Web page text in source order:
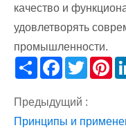
качество и
удовлетворять
промышленности.
Share Facebook
Twitter
Предыдущий :
Принципы и